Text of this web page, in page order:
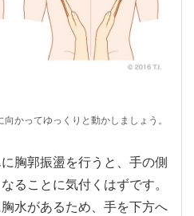
かってゆっくりと動かしましょう。
胸郭振盪を行うと、手の側
ることに気付くはずです。
水があるため、手を下方へ